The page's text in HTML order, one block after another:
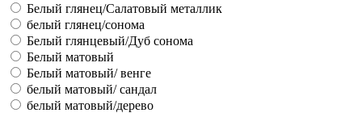
Белый глянец/Салатовый металлик
белый глянец/сонома
Белый глянцевый/Дуб сонома
Белый матовый
Белый матовый/ венге
белый матовый/ сандал
белый матовый/дерево